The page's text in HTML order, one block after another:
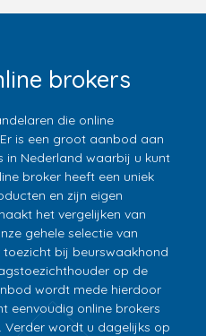
brokers
die online
is een groot aanbod aan
in Nederland waarbij u kunt
broker heeft een uniek
en zijn eigen
het vergelijken van
gehele selectie van
bij beurswaakhond
op de
wordt mede hierdoor
eenvoudig online brokers
Verder wordt u dagelijks op